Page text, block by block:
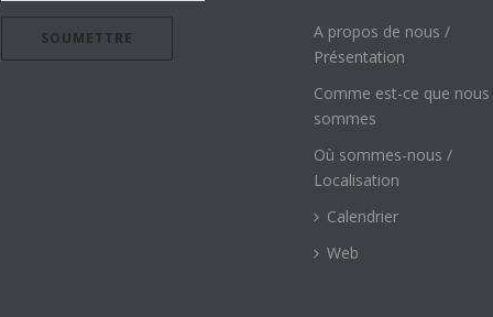
A propos de nous /
Présentation
Comme est-ce que nous
sommes
Où sommes-nous /
Localisation
Calendrier
Web